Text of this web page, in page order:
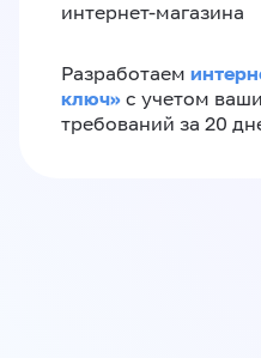
интернет-магазина
Разработаем
ключ»‎ с учетом
требований за 20